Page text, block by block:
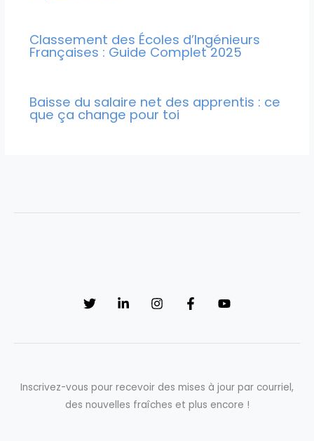
Classement des Écoles d’Ingénieurs
Françaises : Guide Complet 2025
Baisse du salaire net des apprentis : ce
que ça change pour toi
Inscrivez-vous pour recevoir des mises à jour par courriel,
des nouvelles fraîches et plus encore !